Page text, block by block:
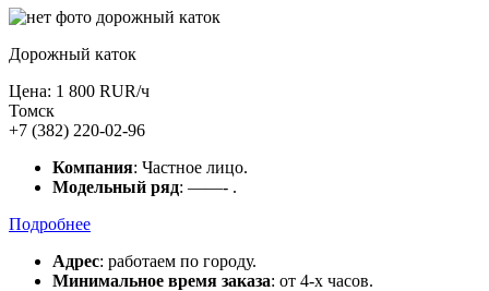
Дорожный каток
Цена: 1 800 RUR/ч
Томск
+7 (382) 220-02-96
Компания: Частное лицо.
Модельный ряд: ——- .
Подробнее
Адрес: работаем по городу.
Минимальное время заказа: от 4-х часов.